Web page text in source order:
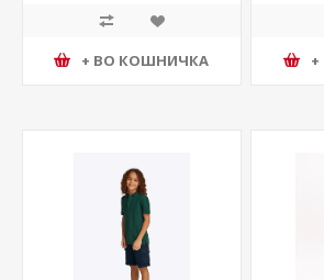
+ ВО КОШНИЧКА